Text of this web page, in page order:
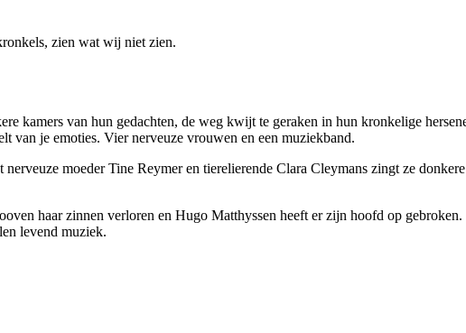
zien wat wij niet zien.
kamers van hun gedachten, de weg kwijt te geraken in hun kronkelige
van je emoties. Vier nerveuze vrouwen en een muziekband.
moeder Tine Reymer en tierelierende Clara Cleymans zingt ze
haar zinnen verloren en Hugo Matthyssen heeft er zijn hoofd op
levend muziek.